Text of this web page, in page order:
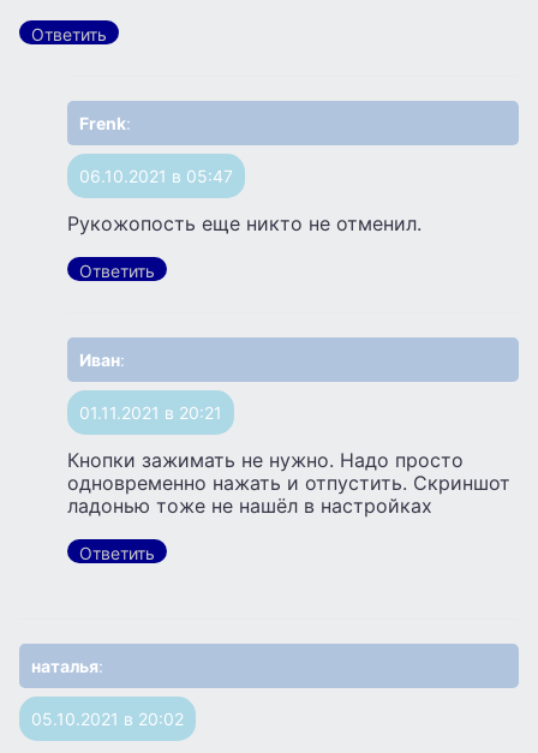
Ответить
Frenk:
06.10.2021 в 05:47
Рукожопость еще никто не отменил.
Ответить
Иван:
01.11.2021 в 20:21
Кнопки зажимать не нужно. Надо просто
одновременно нажать и отпустить. Скриншот
ладонью тоже не нашёл в настройках
Ответить
наталья:
05.10.2021 в 20:02